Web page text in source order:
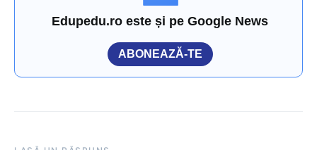
Edupedu.ro este și pe Google News
ABONEAZĂ-TE